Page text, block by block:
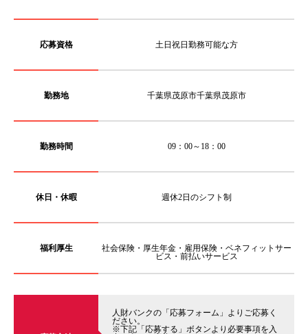
応募資格 土日祝日勤務可能な方
勤務地 千葉県茂原市千葉県茂原市
勤務時間 09：00～18：00
休日・休暇 週休2日のシフト制
福利厚生
社会保険・厚生年金・雇用保険・ベネフィットサー
ビス・前払いサービス
人財バンクの「応募フォーム」よりご応募く
ださい。
※下記「応募する」ボタンより必要事項を入